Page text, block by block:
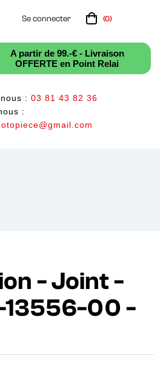
Se connecter (0)
A partir de 99.-€ - Livraison
OFFERTE en Point Relai
: 03 81 43 82 36
:
- Joint -
13556-00 -